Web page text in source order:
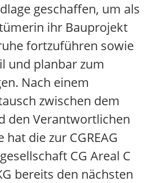
geschaffen, um als
ihr Bauprojekt
fortzuführen sowie
und planbar zum
Nach einem
zwischen dem
den Verantwortlichen
die zur CGREAG
CG Areal C
bereits den nächsten